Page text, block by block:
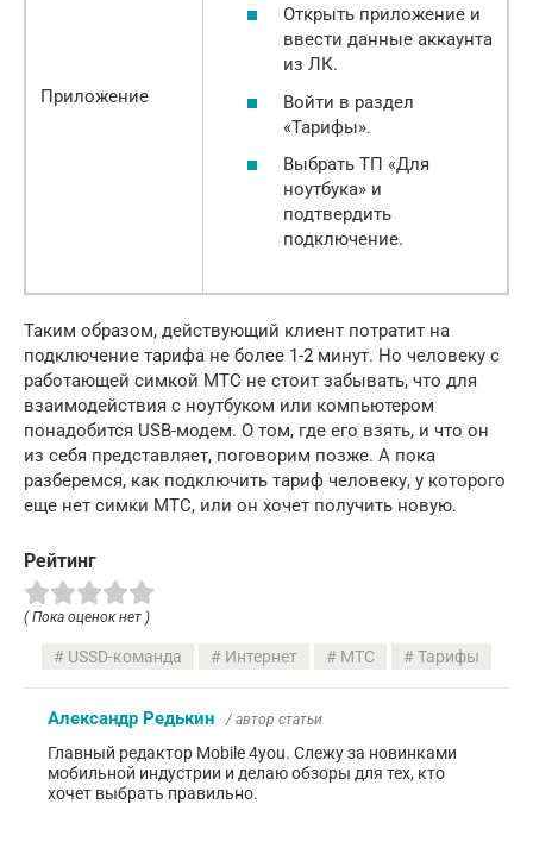
Приложение
Открыть приложение и
ввести данные аккаунта
из ЛК.
Войти в раздел
«Тарифы».
Выбрать ТП «Для
ноутбука» и
подтвердить
подключение.
Таким образом, действующий клиент потратит на
подключение тарифа не более 1-2 минут. Но человеку с
работающей симкой МТС не стоит забывать, что для
взаимодействия с ноутбуком или компьютером
понадобится USB-модем. О том, где его взять, и что он
из себя представляет, поговорим позже. А пока
разберемся, как подключить тариф человеку, у которого
еще нет симки МТС, или он хочет получить новую.
Рейтинг
( Пока оценок нет )
USSD-команда Интернет МТС Тарифы
Александр Редькин / автор статьи
Главный редактор Mobile 4you. Слежу за новинками
мобильной индустрии и делаю обзоры для тех, кто
хочет выбрать правильно.